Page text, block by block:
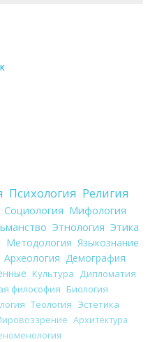
Психология Религия
Социология Мифология
Этнология Этика
Методология Языкознание
Археология Демография
Культура
Дипломатия
философия Биология
Теология Эстетика
Архитектура